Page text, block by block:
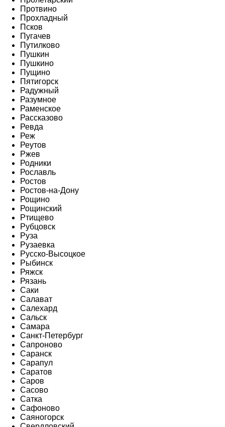
Протвино
Прохладный
Псков
Пугачев
Путилково
Пушкин
Пушкино
Пущино
Пятигорск
Радужный
Разумное
Раменское
Рассказово
Ревда
Реж
Реутов
Ржев
Родники
Рославль
Ростов
Ростов-на-Дону
Рощино
Рощинский
Ртищево
Рубцовск
Руза
Рузаевка
Русско-Высоцкое
Рыбинск
Ряжск
Рязань
Саки
Салават
Салехард
Сальск
Самара
Санкт-Петербург
Сапроново
Саранск
Сарапул
Саратов
Саров
Сасово
Сатка
Сафоново
Саяногорск